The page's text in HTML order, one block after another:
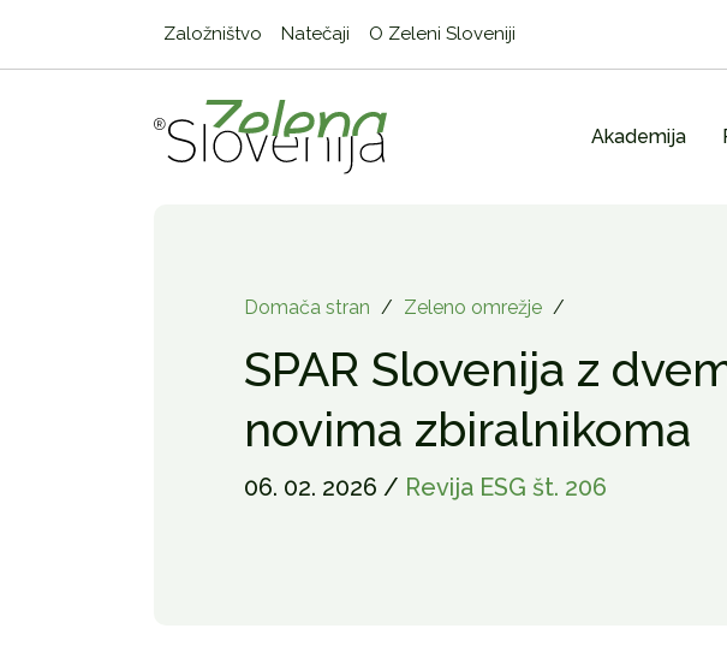
Založništvo Natečaji O Zeleni Sloveniji
Akademija
Domača stran / Zeleno omrežje /
SPAR Slovenija z
novima zbiralnikoma
06. 02. 2026 / Revija ESG št. 206